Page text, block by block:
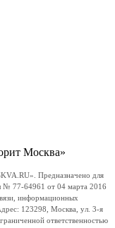
Москва»
Предназначено для
№ 77-64961 от 04 марта 2016
информационных
123298, Москва, ул. 3-я
ответственностью